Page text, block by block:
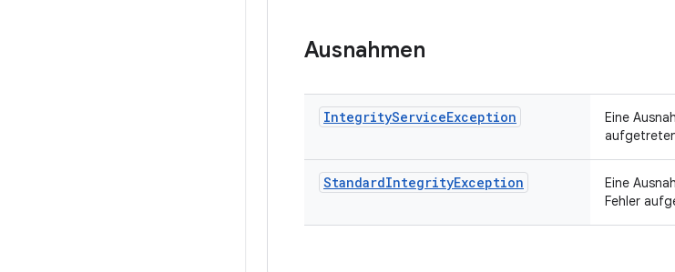
Ausnahmen
IntegrityServiceException
Eine
StandardIntegrityException
Eine
Fehler